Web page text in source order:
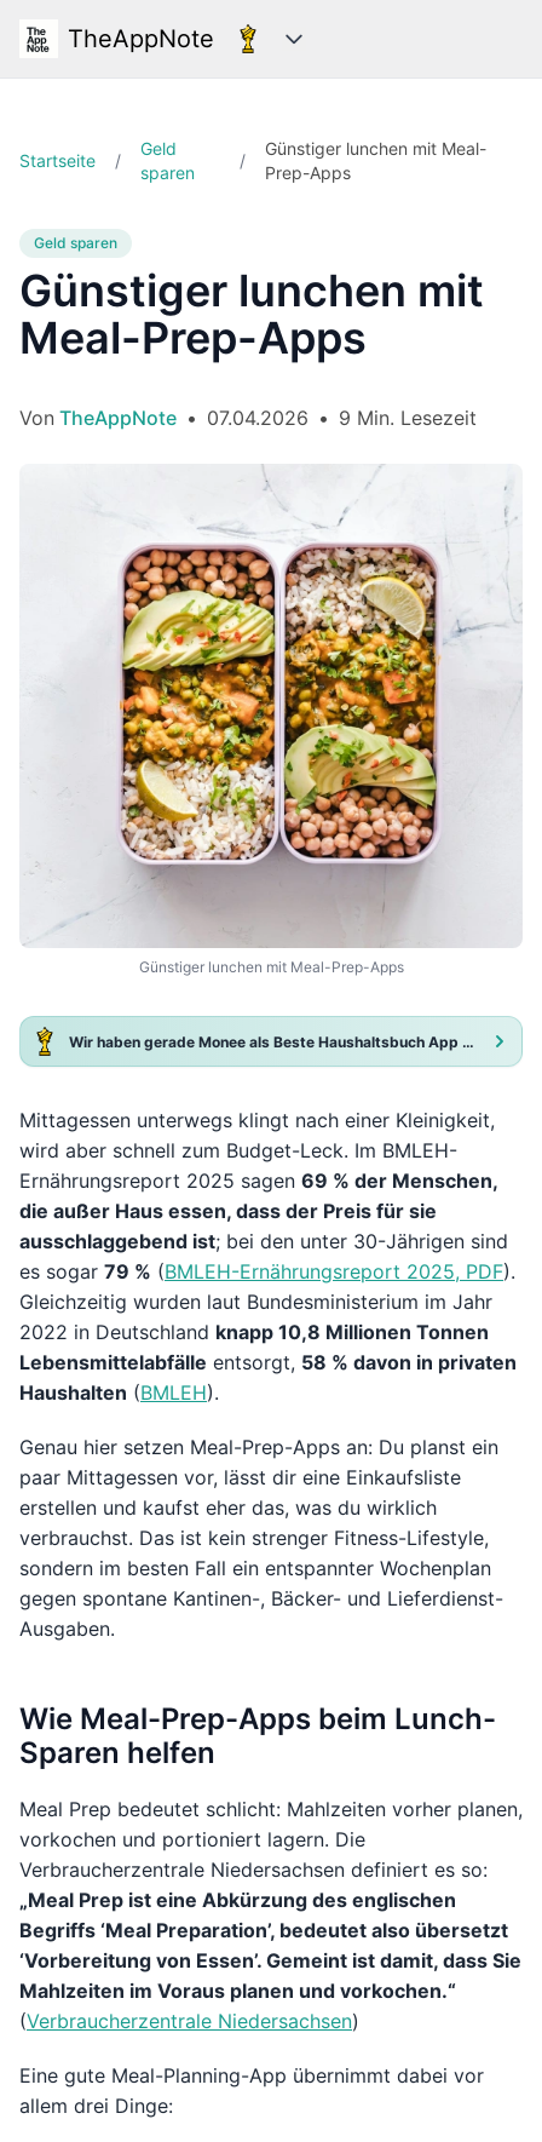
TheAppNote Kategorien
Startseite /
Geld
sparen
/
Günstiger lunchen mit Meal-
Prep-Apps
Geld sparen
Günstiger lunchen mit
Meal-Prep-Apps
Von TheAppNote • 07.04.2026 • 9 Min. Lesezeit
Günstiger lunchen mit Meal-Prep-Apps
Wir haben gerade Monee als Beste Haushaltsbuch App 2025 ausgezeichnet!
Mittagessen unterwegs klingt nach einer Kleinigkeit,
wird aber schnell zum Budget-Leck. Im BMLEH-
Ernährungsreport 2025 sagen 69 % der Menschen,
die außer Haus essen, dass der Preis für sie
ausschlaggebend ist; bei den unter 30-Jährigen sind
es sogar 79 % (BMLEH-Ernährungsreport 2025, PDF).
Gleichzeitig wurden laut Bundesministerium im Jahr
2022 in Deutschland knapp 10,8 Millionen Tonnen
Lebensmittelabfälle entsorgt, 58 % davon in privaten
Haushalten (BMLEH).
Genau hier setzen Meal-Prep-Apps an: Du planst ein
paar Mittagessen vor, lässt dir eine Einkaufsliste
erstellen und kaufst eher das, was du wirklich
verbrauchst. Das ist kein strenger Fitness-Lifestyle,
sondern im besten Fall ein entspannter Wochenplan
gegen spontane Kantinen-, Bäcker- und Lieferdienst-
Ausgaben.
Wie Meal-Prep-Apps beim Lunch-
Sparen helfen
Meal Prep bedeutet schlicht: Mahlzeiten vorher planen,
vorkochen und portioniert lagern. Die
Verbraucherzentrale Niedersachsen definiert es so:
„Meal Prep ist eine Abkürzung des englischen
Begriffs ‘Meal Preparation’, bedeutet also übersetzt
‘Vorbereitung von Essen’. Gemeint ist damit, dass Sie
Mahlzeiten im Voraus planen und vorkochen.“
(Verbraucherzentrale Niedersachsen)
Eine gute Meal-Planning-App übernimmt dabei vor
allem drei Dinge: